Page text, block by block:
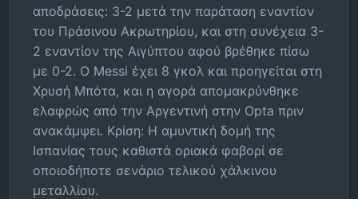
αποδράσεις: 3-2 μετά την παράταση εναντίον
του Πράσινου Ακρωτηρίου, και στη συνέχεια 3-
2 εναντίον της Αιγύπτου αφού βρέθηκε πίσω
με 0-2. Ο Messi έχει 8 γκολ και προηγείται στη
Χρυσή Μπότα, και η αγορά απομακρύνθηκε
ελαφρώς από την Αργεντινή στην Opta πριν
ανακάμψει. Κρίση: Η αμυντική δομή της
Ισπανίας τους καθιστά οριακά φαβορί σε
οποιοδήποτε σενάριο τελικού χάλκινου
μεταλλίου.